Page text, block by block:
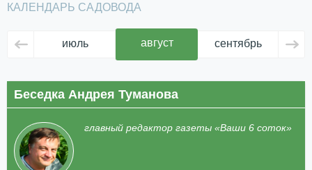
КАЛЕНДАРЬ САДОВОДА
июль август сентябрь
Беседка Андрея Туманова
главный редактор газеты «Ваши 6 соток»